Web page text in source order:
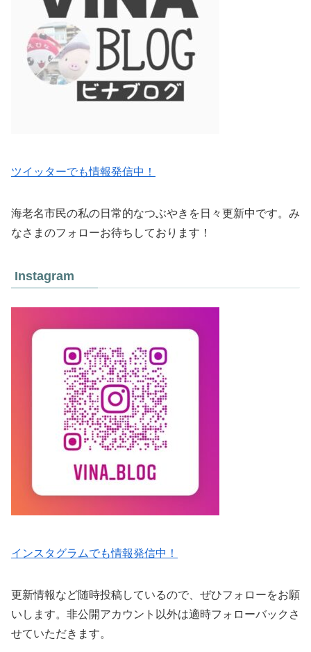
ツイッターでも情報発信中！
海老名市民の私の日常的なつぶやきを日々更新中です。み
なさまのフォローお待ちしております！
Instagram
インスタグラムでも情報発信中！
更新情報など随時投稿しているので、ぜひフォローをお願
いします。非公開アカウント以外は適時フォローバックさ
せていただきます。